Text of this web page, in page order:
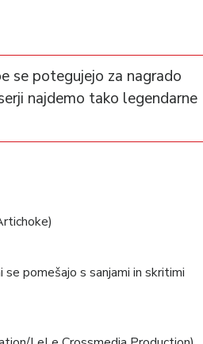
se potegujejo za nagrado
najdemo tako legendarne
pomešajo s sanjami in skritimi